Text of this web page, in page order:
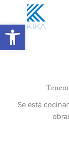
Abrir barra de
contenido
Se está